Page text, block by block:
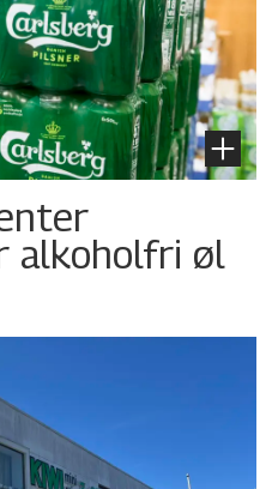
alkoholfri øl